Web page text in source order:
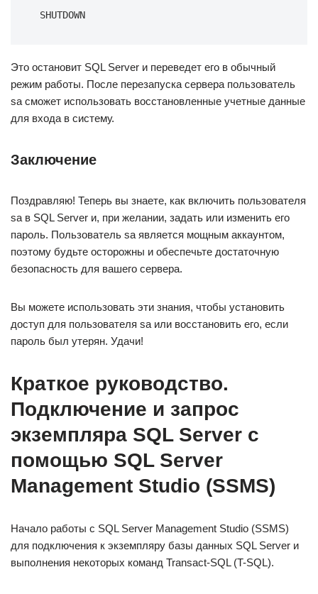
SHUTDOWN
Это остановит SQL Server и переведет его в обычный
режим работы. После перезапуска сервера пользователь
sa сможет использовать восстановленные учетные данные
для входа в систему.
Заключение
Поздравляю! Теперь вы знаете, как включить пользователя
sa в SQL Server и, при желании, задать или изменить его
пароль. Пользователь sa является мощным аккаунтом,
поэтому будьте осторожны и обеспечьте достаточную
безопасность для вашего сервера.
Вы можете использовать эти знания, чтобы установить
доступ для пользователя sa или восстановить его, если
пароль был утерян. Удачи!
Краткое руководство.
Подключение и запрос
экземпляра SQL Server с
помощью SQL Server
Management Studio (SSMS)
Начало работы с SQL Server Management Studio (SSMS)
для подключения к экземпляру базы данных SQL Server и
выполнения некоторых команд Transact-SQL (T-SQL).